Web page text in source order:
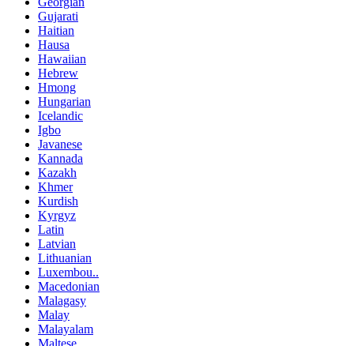
Gujarati
Haitian
Hausa
Hawaiian
Hebrew
Hmong
Hungarian
Icelandic
Igbo
Javanese
Kannada
Kazakh
Khmer
Kurdish
Kyrgyz
Latin
Latvian
Lithuanian
Luxembou..
Macedonian
Malagasy
Malay
Malayalam
Maltese